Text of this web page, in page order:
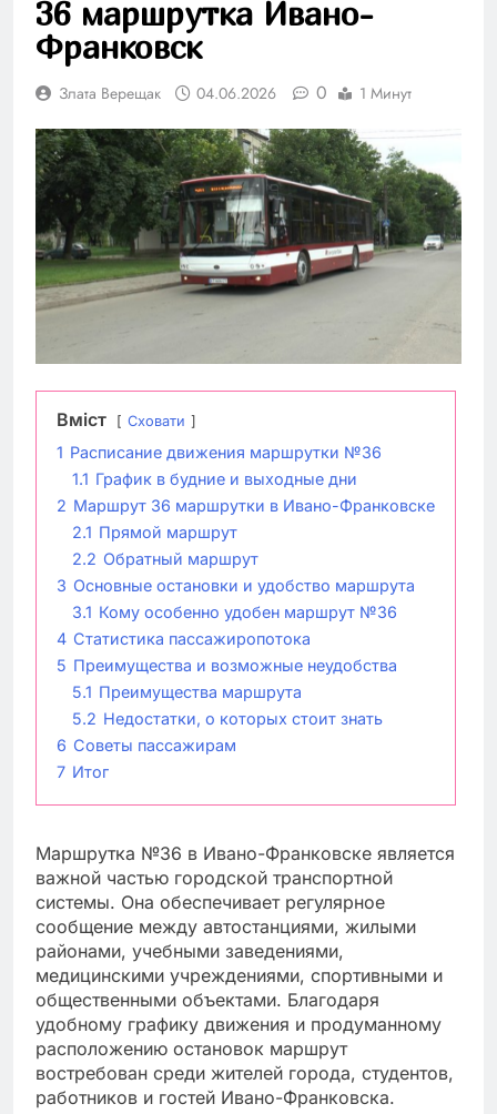
36 маршрутка Ивано-
Франковск
Злата Верещак 04.06.2026 0 1 Минут
Вміст Сховати
1 Расписание движения маршрутки №36
1.1 График в будние и выходные дни
2 Маршрут 36 маршрутки в Ивано-Франковске
2.1 Прямой маршрут
2.2 Обратный маршрут
3 Основные остановки и удобство маршрута
3.1 Кому особенно удобен маршрут №36
4 Статистика пассажиропотока
5 Преимущества и возможные неудобства
5.1 Преимущества маршрута
5.2 Недостатки, о которых стоит знать
6 Советы пассажирам
7 Итог
Маршрутка №36 в Ивано-Франковске является
важной частью городской транспортной
системы. Она обеспечивает регулярное
сообщение между автостанциями, жилыми
районами, учебными заведениями,
медицинскими учреждениями, спортивными и
общественными объектами. Благодаря
удобному графику движения и продуманному
расположению остановок маршрут
востребован среди жителей города, студентов,
работников и гостей Ивано-Франковска.